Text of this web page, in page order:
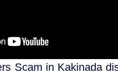
Scam in Kakinada